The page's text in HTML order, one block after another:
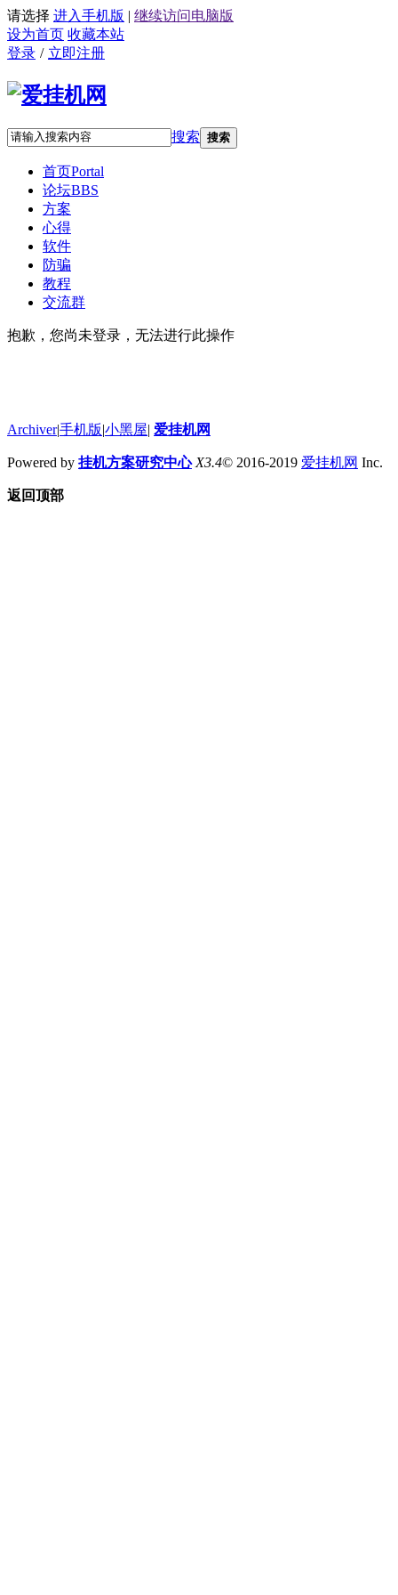
请选择 进入手机版 | 继续访问电脑版
设为首页 收藏本站
登录 / 立即注册
搜索 搜索
首页Portal
论坛BBS
方案
心得
软件
防骗
教程
交流群
抱歉，您尚未登录，无法进行此操作
Archiver|手机版|小黑屋| 爱挂机网
Powered by 挂机方案研究中心 X3.4© 2016-2019 爱挂机网 Inc.
返回顶部